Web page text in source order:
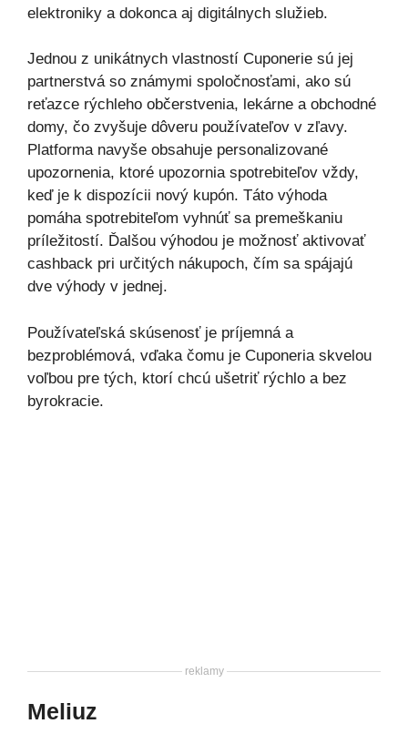
elektroniky a dokonca aj digitálnych služieb.
Jednou z unikátnych vlastností Cuponerie sú jej
partnerstvá so známymi spoločnosťami, ako sú
reťazce rýchleho občerstvenia, lekárne a obchodné
domy, čo zvyšuje dôveru používateľov v zľavy.
Platforma navyše obsahuje personalizované
upozornenia, ktoré upozornia spotrebiteľov vždy,
keď je k dispozícii nový kupón. Táto výhoda
pomáha spotrebiteľom vyhnúť sa premeškaniu
príležitostí. Ďalšou výhodou je možnosť aktivovať
cashback pri určitých nákupoch, čím sa spájajú
dve výhody v jednej.
Používateľská skúsenosť je príjemná a
bezproblémová, vďaka čomu je Cuponeria skvelou
voľbou pre tých, ktorí chcú ušetriť rýchlo a bez
byrokracie.
reklamy
Meliuz